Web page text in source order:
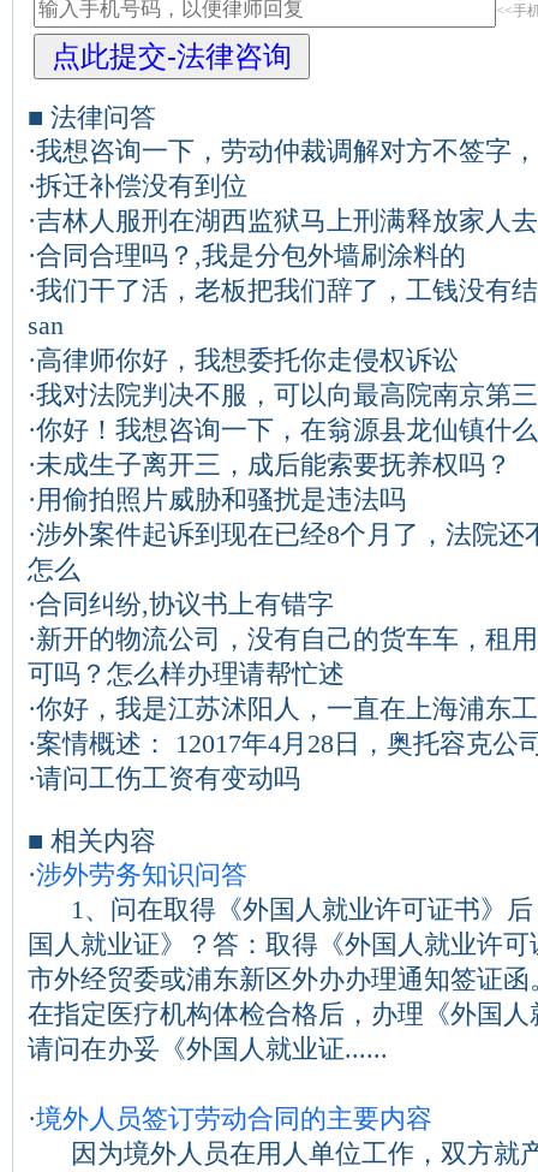
<<手
■ 法律问答
·我想咨询一下，劳动仲裁调解对方不签字
·拆迁补偿没有到位
·吉林人服刑在湖西监狱马上刑满释放家人
·合同合理吗？,我是分包外墙刷涂料的
·我们干了活，老板把我们辞了，工钱没有
san
·高律师你好，我想委托你走侵权诉讼
·我对法院判决不服，可以向最高院南京第
·你好！我想咨询一下，在翁源县龙仙镇什
·未成生子离开三，成后能索要抚养权吗？
·用偷拍照片威胁和骚扰是违法吗
·涉外案件起诉到现在已经8个月了，法院还
怎么
·合同纠纷,协议书上有错字
·新开的物流公司，没有自己的货车车，租
可吗？怎么样办理请帮忙述
·你好，我是江苏沭阳人，一直在上海浦东
·案情概述： 12017年4月28日，奥托容克公
·请问工伤工资有变动吗
■ 相关内容
·涉外劳务知识问答
1、问在取得《外国人就业许可证书》后
国人就业证》？答：取得《外国人就业许
市外经贸委或浦东新区外办办理通知签证
在指定医疗机构体检合格后，办理《外国
请问在办妥《外国人就业证......
·境外人员签订劳动合同的主要内容
因为境外人员在用人单位工作，双方就